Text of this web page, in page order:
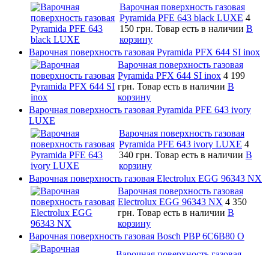
Варочная поверхность газовая
Pyramida PFE 643 black LUXE 4
150 грн. Товар есть в наличии В
корзину
Варочная поверхность газовая Pyramida PFX 644 SI inox
Варочная поверхность газовая
Pyramida PFX 644 SI inox 4 199
грн. Товар есть в наличии В
корзину
Варочная поверхность газовая Pyramida PFE 643 ivory
LUXE
Варочная поверхность газовая
Pyramida PFE 643 ivory LUXE 4
340 грн. Товар есть в наличии В
корзину
Варочная поверхность газовая Electrolux EGG 96343 NX
Варочная поверхность газовая
Electrolux EGG 96343 NX 4 350
грн. Товар есть в наличии В
корзину
Варочная поверхность газовая Bosch PBP 6C6B80 O